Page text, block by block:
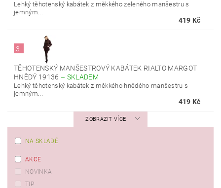
Lehký těhotenský kabátek z měkkého zeleného manšestru s
jemným...
419 Kč
3.
TĚHOTENSKÝ MANŠESTROVÝ KABÁTEK RIALTO MARGOT
HNĚDÝ 19136 – SKLADEM
Lehký těhotenský kabátek z měkkého hnědého manšestru s
jemným...
419 Kč
ZOBRAZIT VÍCE
NA SKLADĚ
AKCE
NOVINKA
TIP